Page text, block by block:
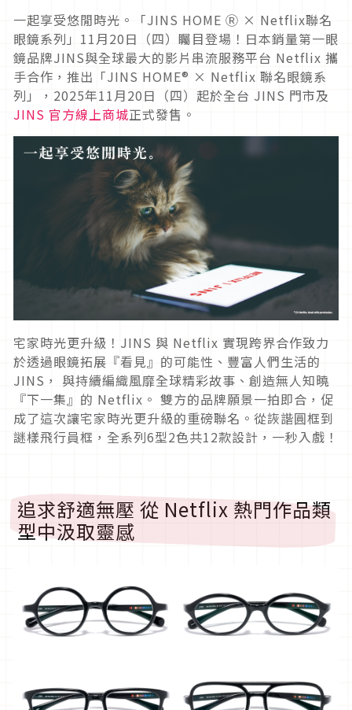
一起享受悠閒時光。「JINS HOME Ⓡ × Netflix聯名
眼鏡系列」11月20日（四）矚目登場！日本銷量第一眼
鏡品牌JINS與全球最大的影片串流服務平台 Netflix 攜
手合作，推出「JINS HOME® × Netflix 聯名眼鏡系
列」，2025年11月20日（四）起於全台 JINS 門市及
JINS 官方線上商城正式發售。
宅家時光更升級！JINS 與 Netflix 實現跨界合作致力
於透過眼鏡拓展『看見』的可能性、豐富人們生活的
JINS， 與持續編織風靡全球精彩故事、創造無人知曉
『下一集』的 Netflix。 雙方的品牌願景一拍即合，促
成了這次讓宅家時光更升級的重磅聯名。從詼諧圓框到
謎樣飛行員框，全系列6型2色共12款設計，一秒入戲！
追求舒適無壓 從 Netflix 熱門作品類
型中汲取靈感